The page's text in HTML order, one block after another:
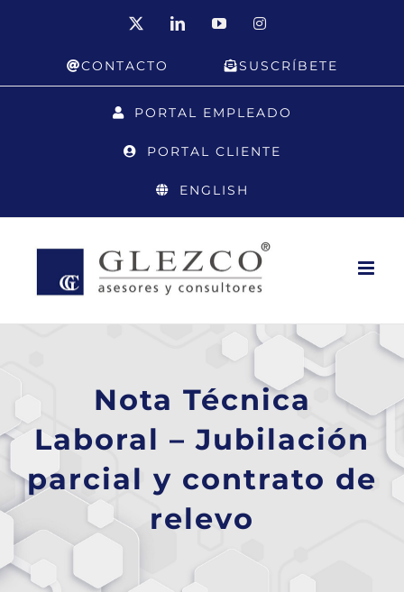
LinkedInYouTubeInstagram
CONTACTO SUSCRÍBETE
PORTAL EMPLEADO
PORTAL CLIENTE
ENGLISH
Nota Técnica
Laboral – Jubilación
parcial y contrato de
relevo